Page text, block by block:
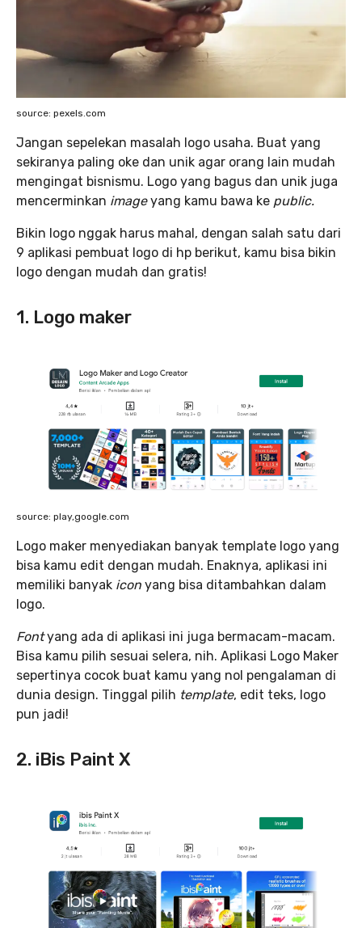
source: pexels.com
Jangan sepelekan masalah logo usaha. Buat yang
sekiranya paling oke dan unik agar orang lain mudah
mengingat bisnismu. Logo yang bagus dan unik juga
mencerminkan imageyang kamu bawa ke public.
Bikin logo nggak harus mahal, dengan salah satu dari
9 aplikasi pembuat logo di hp berikut, kamu bisa bikin
logo dengan mudah dan gratis!
1. Logo maker
source: play,google.com
Logo maker menyediakan banyak template logo yang
bisa kamu edit dengan mudah. Enaknya, aplikasi ini
memiliki banyak icon yang bisa ditambahkan dalam
logo.
Fontyang ada di aplikasi ini juga bermacam-macam.
Bisa kamu pilih sesuai selera, nih. Aplikasi Logo Maker
sepertinya cocok buat kamu yang nol pengalaman di
dunia design. Tinggal pilih template, edit teks, logo
pun jadi!
2. iBis Paint X